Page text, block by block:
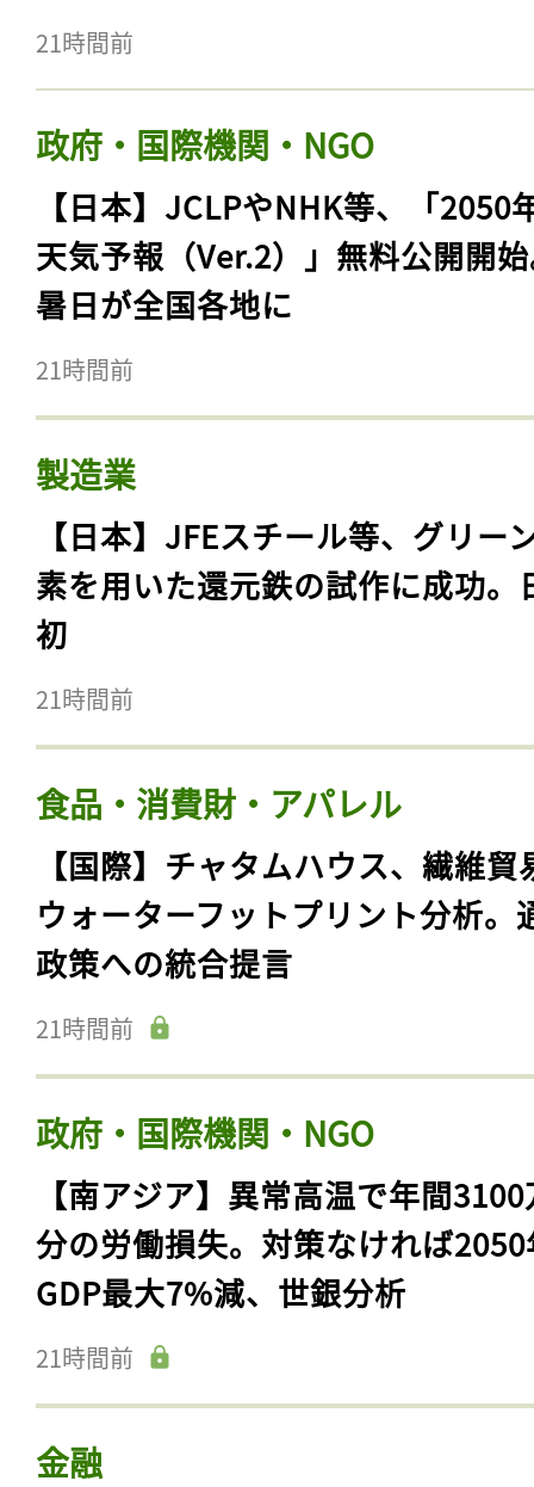
21時間前
政府・国際機関・NGO
【日本】JCLPやNHK等、「2050
天気予報（Ver.2）」無料公開開
暑日が全国各地に
21時間前
製造業
【日本】JFEスチール等、グリー
素を用いた還元鉄の試作に成功。
初
21時間前
食品・消費財・アパレル
【国際】チャタムハウス、繊維貿
ウォーターフットプリント分析。
政策への統合提言
21時間前
政府・国際機関・NGO
【南アジア】異常高温で年間
分の労働損失。対策なければ
GDP最大7%減、世銀分析
21時間前
金融